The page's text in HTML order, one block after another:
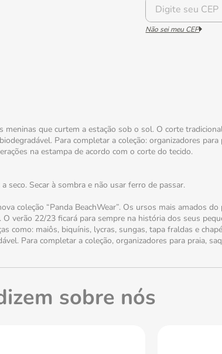
Não sei meu CEP
que curtem a estação sob o sol. O corte
Para completar a coleção: organizadores
na estampa de acordo com o corte do tecido.
seco. Secar à sombra e não usar ferro de passar.
coleção “Panda BeachWear”. Os ursos mais amados
verão 22/23 ficará para sempre na história dos seus
como: maiôs, biquínis, lycras, sungas, tapa fraldas e
Para completar a coleção, organizadores para praia,
sobre nós